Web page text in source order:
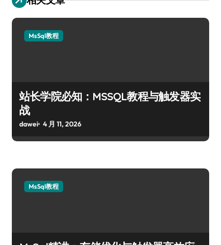
MsSql教程
站长学院必知：MSSQL教程与触发器实
战
dawei 4 月 11, 2026
MsSql教程